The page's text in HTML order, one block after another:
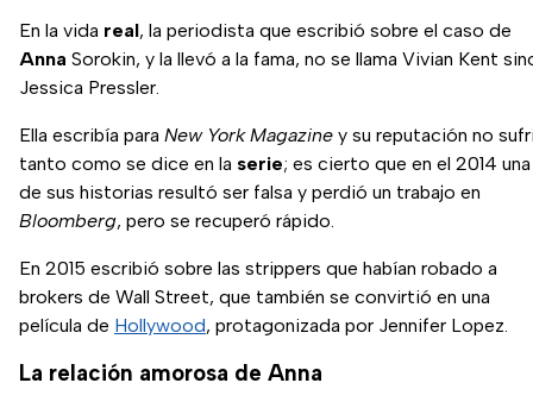
En la vida real, la periodista que escribió sobre el caso de
Anna Sorokin, y la llevó a la fama, no se llama Vivian Kent
Jessica Pressler.
Ella escribía para New York Magazine y su reputación no
tanto como se dice en la serie; es cierto que en el 2014 una
de sus historias resultó ser falsa y perdió un trabajo en
Bloomberg, pero se recuperó rápido.
En 2015 escribió sobre las strippers que habían robado a
brokers de Wall Street, que también se convirtió en una
película de Hollywood, protagonizada por Jennifer Lopez.
La relación amorosa de Anna